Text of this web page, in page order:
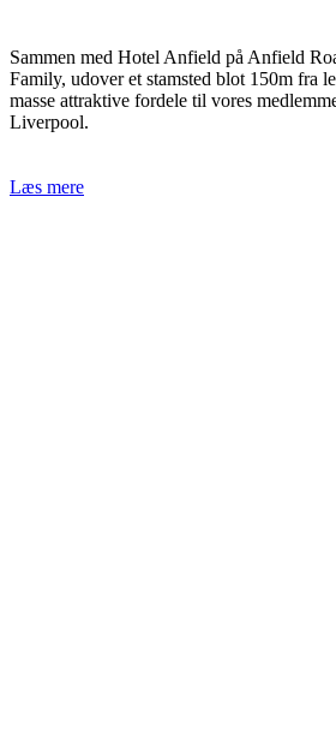
Sammen med Hotel Anfield på Anfield
Family, udover et stamsted blot 150m fra
masse attraktive fordele til vores
Liverpool.
Læs mere